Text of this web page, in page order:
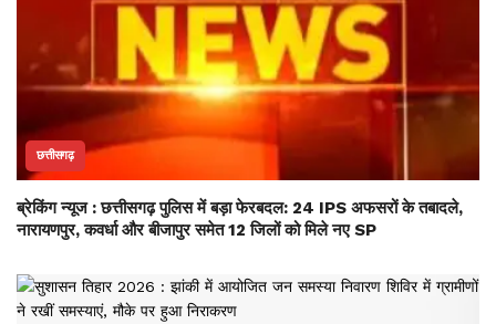
छत्तीसगढ़
ब्रेकिंग न्यूज : छत्तीसगढ़ पुलिस में बड़ा फेरबदल: 24 IPS अफसरों के तबादले,
नारायणपुर, कवर्धा और बीजापुर समेत 12 जिलों को मिले नए SP